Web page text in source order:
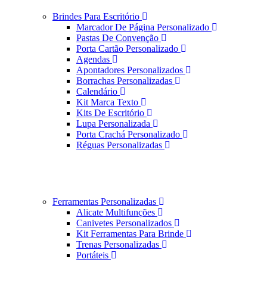
Brindes Para Escritório
Marcador De Página Personalizado
Pastas De Convenção
Porta Cartão Personalizado
Agendas
Apontadores Personalizados
Borrachas Personalizadas
Calendário
Kit Marca Texto
Kits De Escritório
Lupa Personalizada
Porta Crachá Personalizado
Réguas Personalizadas
Ferramentas Personalizadas
Alicate Multifunções
Canivetes Personalizados
Kit Ferramentas Para Brinde
Trenas Personalizadas
Portáteis